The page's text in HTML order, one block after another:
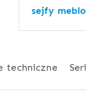
sejfy
techniczne